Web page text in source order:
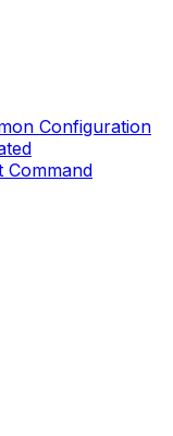
Configuration
Command